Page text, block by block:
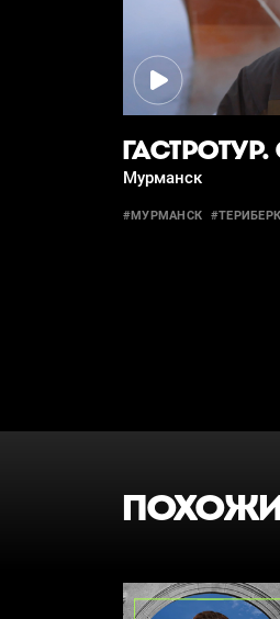
Мурманск
#МУРМАНСК